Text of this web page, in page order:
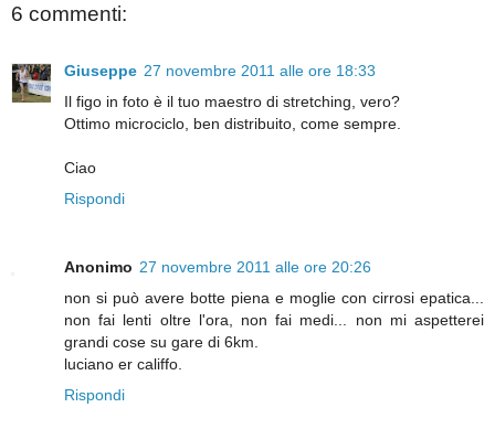
6 commenti:
Giuseppe 27 novembre 2011 alle ore 18:33
Il figo in foto è il tuo maestro di stretching, vero?
Ottimo microciclo, ben distribuito, come sempre.
Ciao
Rispondi
Anonimo 27 novembre 2011 alle ore 20:26
non si può avere botte piena e moglie con cirrosi epatica...
non fai lenti oltre l'ora, non fai medi... non mi aspetterei
grandi cose su gare di 6km.
luciano er califfo.
Rispondi